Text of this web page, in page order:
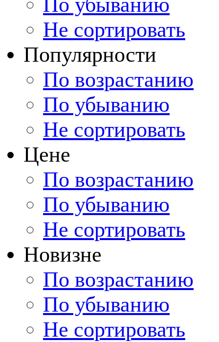
Не сортировать
Популярности
По возрастанию
По убыванию
Не сортировать
Цене
По возрастанию
По убыванию
Не сортировать
Новизне
По возрастанию
По убыванию
Не сортировать